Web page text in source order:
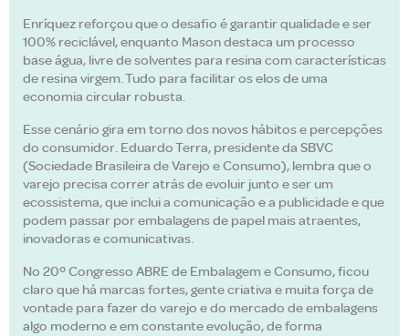
Enríquez reforçou que o desafio é garantir qualidade e ser
100% reciclável, enquanto Mason destaca um processo
base água, livre de solventes para resina com características
de resina virgem. Tudo para facilitar os elos de uma
economia circular robusta.
Esse cenário gira em torno dos novos hábitos e percepções
do consumidor. Eduardo Terra, presidente da SBVC
(Sociedade Brasileira de Varejo e Consumo), lembra que o
varejo precisa correr atrás de evoluir junto e ser um
ecossistema, que inclui a comunicação e a publicidade e que
podem passar por embalagens de papel mais atraentes,
inovadoras e comunicativas.
No 20º Congresso ABRE de Embalagem e Consumo, ficou
claro que há marcas fortes, gente criativa e muita força de
vontade para fazer do varejo e do mercado de embalagens
algo moderno e em constante evolução, de forma